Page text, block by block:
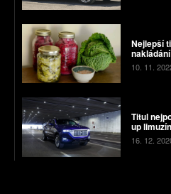
Nejlepší
10. 11.
Titul
up
16. 12.